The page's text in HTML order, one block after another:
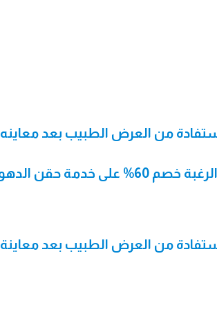
8999 ريال ويحدد الاستفادة من العرض الطبيب بعد معاينه
حقن الدهون
8999 ريال ويحدد الاستفادة من العرض الطبيب بعد معاينة